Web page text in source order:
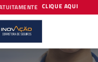
CLIQUE AQUI